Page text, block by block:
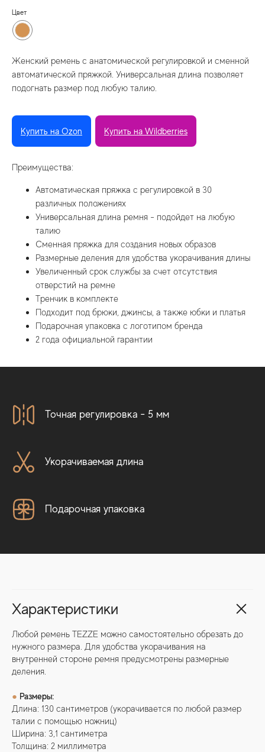
Цвет
Женский ремень с анатомической регулировкой и сменной
автоматической пряжкой. Универсальная длина позволяет
подогнать размер под любую талию.
Купить на Ozon Купить на Wildberries
Преимущества:
Автоматическая пряжка с регулировкой в 30
различных положениях
Универсальная длина ремня - подойдет на любую
талию
Сменная пряжка для создания новых образов
Размерные деления для удобства укорачивания длины
Увеличенный срок службы за счет отсутствия
отверстий на ремне
Тренчик в комплекте
Подходит под брюки, джинсы, а также юбки и платья
Подарочная упаковка с логотипом бренда
2 года официальной гарантии
Точная регулировка - 5 мм
Укорачиваемая длина
Подарочная упаковка
Характеристики
Любой ремень TEZZE можно самостоятельно обрезать до
нужного размера. Для удобства укорачивания на
внутренней стороне ремня предусмотрены размерные
деления.
● Размеры:
Длина: 130 сантиметров (укорачивается по любой размер
талии с помощью ножниц)
Ширина: 3,1 сантиметра
Толщина: 2 миллиметра